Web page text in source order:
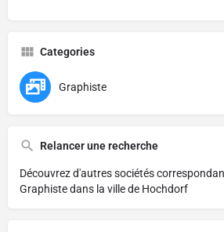
Categories
Graphiste
Relancer une recherche
Découvrez d'autres sociétés
Graphiste dans la ville de Hochdorf